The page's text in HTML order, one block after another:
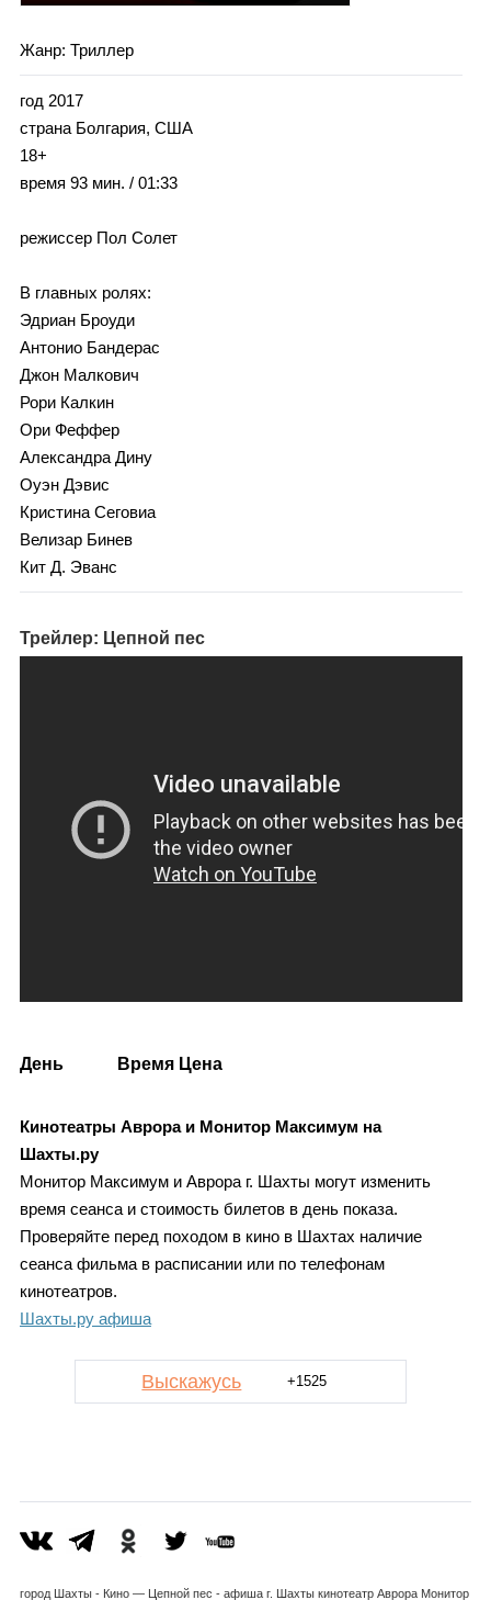
Жанр: Триллер
год 2017
страна Болгария, США
18+
время 93 мин. / 01:33
режиссер Пол Солет
В главных ролях:
Эдриан Броуди
Антонио Бандерас
Джон Малкович
Рори Калкин
Ори Феффер
Александра Дину
Оуэн Дэвис
Кристина Сеговиа
Велизар Бинев
Кит Д. Эванс
Трейлер: Цепной пес
День Время Цена
Кинотеатры Аврора и Монитор Максимум на
Шахты.ру
Монитор Максимум и Аврора г. Шахты могут изменить
время сеанса и стоимость билетов в день показа.
Проверяйте перед походом в кино в Шахтах наличие
сеанса фильма в расписании или по телефонам
кинотеатров.
Шахты.ру афиша
Выскажусь +1525
город Шахты - Кино — Цепной пес - афиша г. Шахты кинотеатр Аврора Монитор